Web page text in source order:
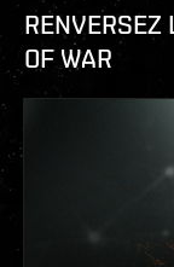
RENVERSEZ
OF WAR